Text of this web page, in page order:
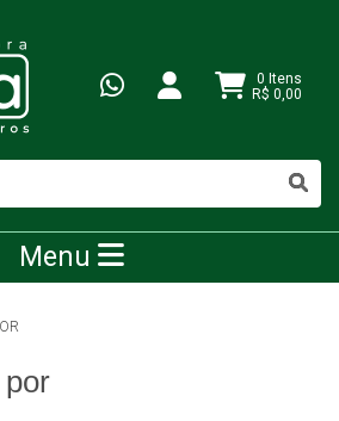
0 Itens
R$ 0,00
Menu